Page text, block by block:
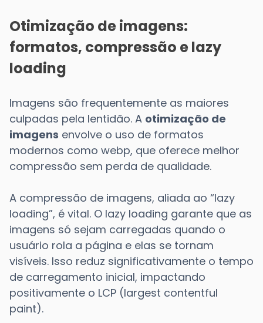
Otimização de imagens:
formatos, compressão e lazy
loading
Imagens são frequentemente as maiores
culpadas pela lentidão. A otimização de
imagens envolve o uso de formatos
modernos como webp, que oferece melhor
compressão sem perda de qualidade.
A compressão de imagens, aliada ao “lazy
loading”, é vital. O lazy loading garante que as
imagens só sejam carregadas quando o
usuário rola a página e elas se tornam
visíveis. Isso reduz significativamente o tempo
de carregamento inicial, impactando
positivamente o LCP (largest contentful
paint).